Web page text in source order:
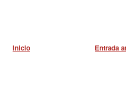
Entrada
Inicio